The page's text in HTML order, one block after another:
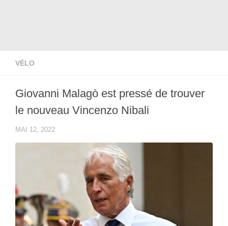
VÉLO
Giovanni Malagò est pressé de trouver
le nouveau Vincenzo Nibali
MAI 12, 2022